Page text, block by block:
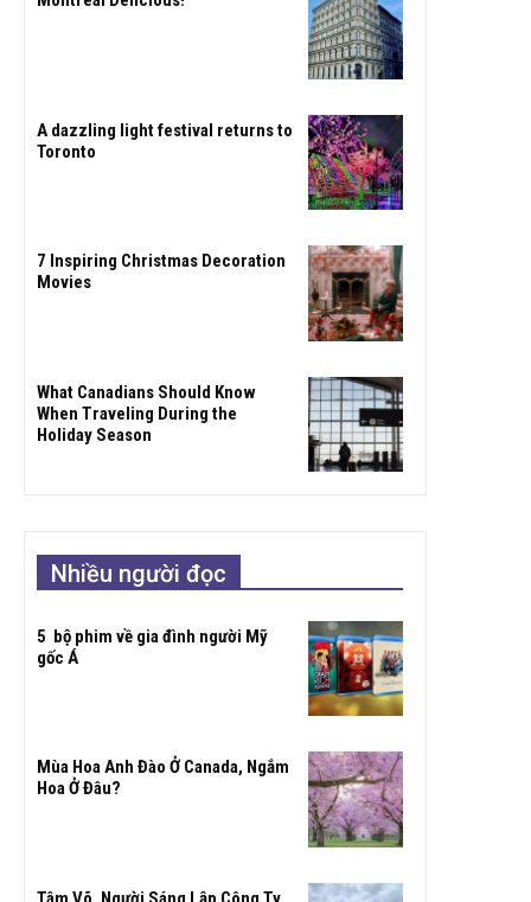
A dazzling light festival returns to
Toronto
7 Inspiring Christmas Decoration
Movies
What Canadians Should Know
When Traveling During the
Holiday Season
Nhiều người đọc
5 bộ phim về gia đình người Mỹ
gốc Á
Mùa Hoa Anh Đào Ở Canada, Ngắm
Hoa Ở Đâu?